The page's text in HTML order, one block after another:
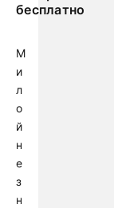
бесплатно
М
и
л
о
й
н
е
з
н